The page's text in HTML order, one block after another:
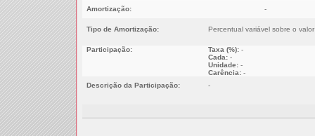
Amortização: -
Tipo de Amortização: Percentual variável sobre o
Participação: Taxa (%):-
Cada:-
Unidade:-
Carência:-
Descrição da Participação:
-